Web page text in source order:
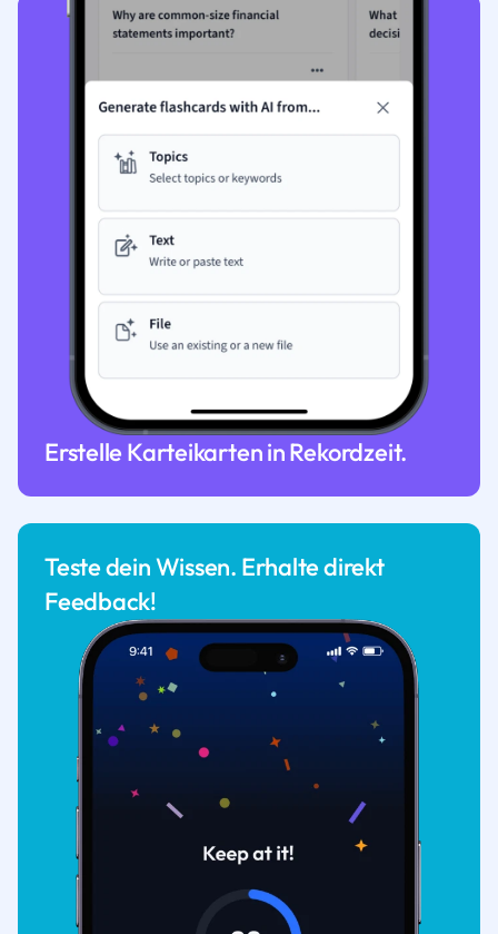
Erstelle Karteikarten in Rekordzeit.
Teste dein Wissen. Erhalte direkt
Feedback!